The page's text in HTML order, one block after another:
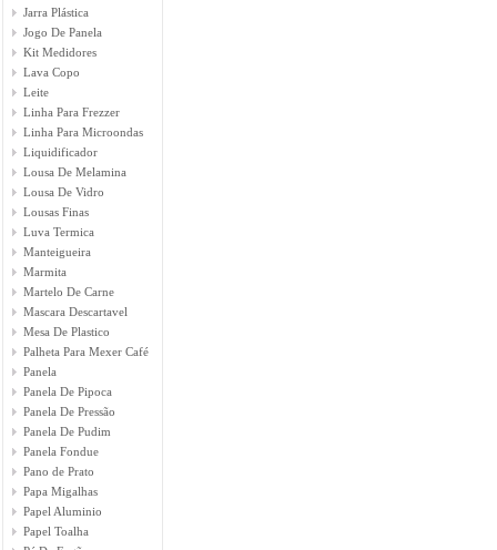
Jarra Plástica
Jogo De Panela
Kit Medidores
Lava Copo
Leite
Linha Para Frezzer
Linha Para Microondas
Liquidificador
Lousa De Melamina
Lousa De Vidro
Lousas Finas
Luva Termica
Manteigueira
Marmita
Martelo De Carne
Mascara Descartavel
Mesa De Plastico
Palheta Para Mexer Café
Panela
Panela De Pipoca
Panela De Pressão
Panela De Pudim
Panela Fondue
Pano de Prato
Papa Migalhas
Papel Aluminio
Papel Toalha